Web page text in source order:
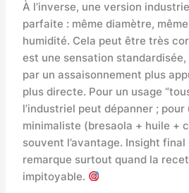
À l’inverse, une version
parfaite : même diamètre,
humidité. Cela peut être très
est une sensation
par un assaisonnement plus
plus directe. Pour un usage
l’industriel peut dépanner ;
minimaliste (bresaola + huile +
souvent l’avantage. Insight final
remarque surtout quand la
impitoyable.